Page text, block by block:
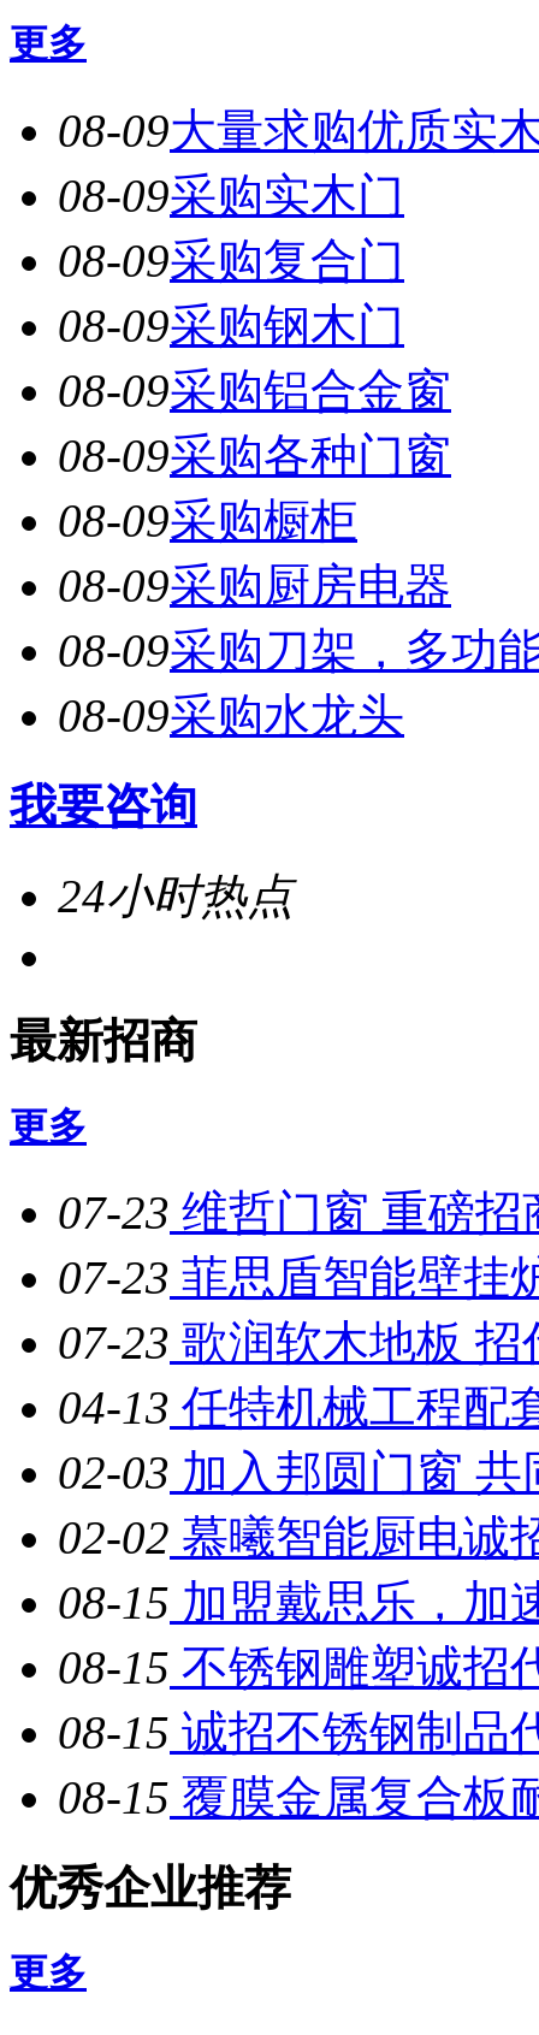
更多
08-09大量求购优质实
08-09采购实木门
08-09采购复合门
08-09采购钢木门
08-09采购铝合金窗
08-09采购各种门窗
08-09采购橱柜
08-09采购厨房电器
08-09采购刀架，多功
08-09采购水龙头
我要咨询
24小时热点
最新招商
更多
07-23 维哲门窗 重磅招
07-23 菲思盾智能壁挂
07-23 歌润软木地板 招
04-13 任特机械工程配
02-03 加入邦圆门窗
02-02 慕曦智能厨电诚
08-15 加盟戴思乐，加
08-15 不锈钢雕塑诚招
08-15 诚招不锈钢制品
08-15 覆膜金属复合板
优秀企业推荐
更多